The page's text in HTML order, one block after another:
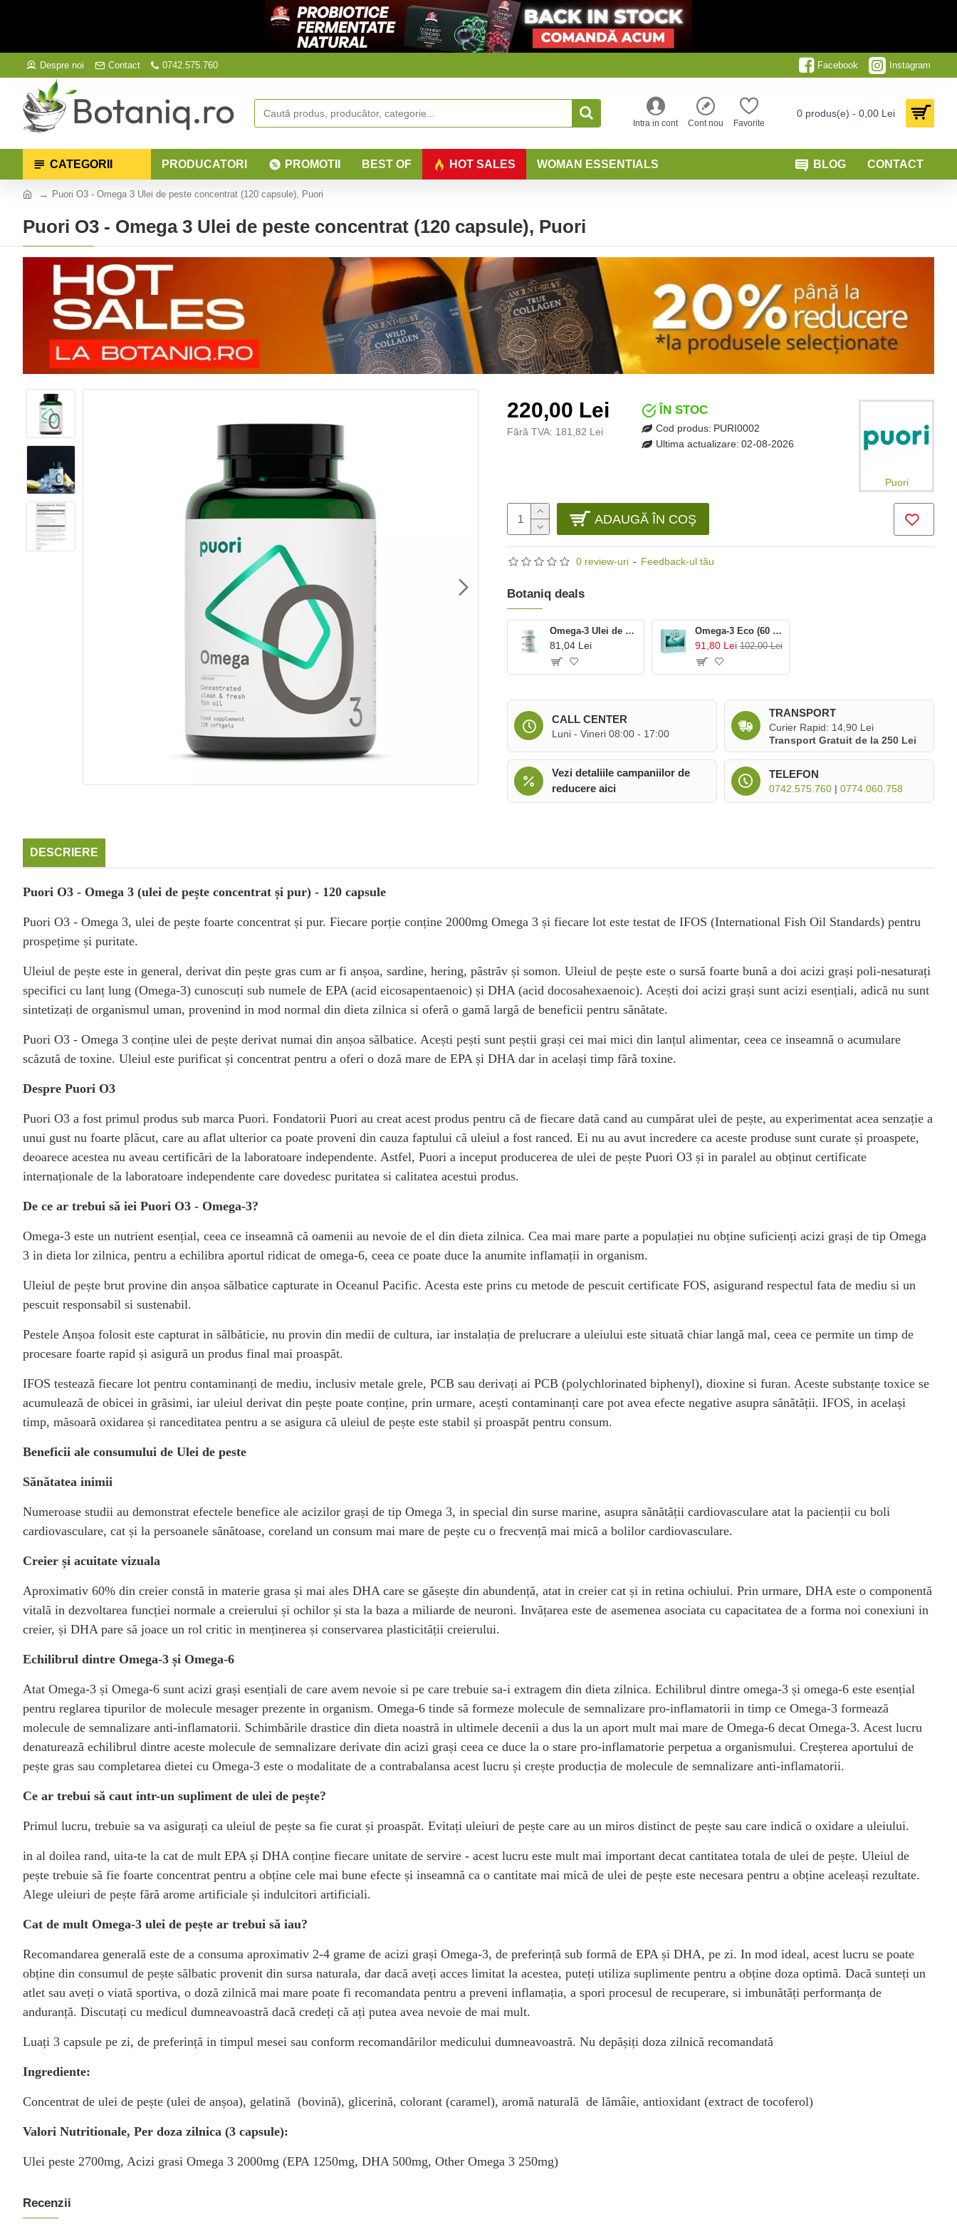
Despre noi Contact 0742.575.760 Facebook Instagram
Intra in cont Cont nou Favorite
0 produs(e) - 0,00 Lei
CATEGORII PRODUCATORI PROMOTII BEST OF HOT SALES WOMAN ESSENTIALS BLOG CONTACT
Puori O3 - Omega 3 Ulei de peste concentrat (120 capsule), Puori
Puori O3 - Omega 3 Ulei de peste concentrat (120 capsule), Puori
0 review-uri - Feedback-ul tău
220,00 Lei
Fără TVA: 181,82 Lei
ÎN STOC
Cod produs: PURI0002
Ultima actualizare: 02-08-2026
Puori
ADAUGĂ ÎN COŞ
CALL CENTER
Luni - Vineri 08:00 - 17:00
TRANSPORT
Curier Rapid: 14,90 Lei
Transport Gratuit de la 250 Lei
Vezi detaliile campaniilor de
reducere aici
TELEFON
0742.575.760| 0774.060.758
Botaniq deals
Omega-3 Ulei de somon salbatic de Pacific 1000 mg (100 capsule), Provita Nutrition
81,04 Lei
Omega-3 Eco (60 capsule), GAL
91,80 Lei 102,00 Lei
DESCRIERE
Puori O3 - Omega 3 (ulei de pește concentrat și pur) - 120 capsule
Puori O3 - Omega 3, ulei de pește foarte concentrat și pur. Fiecare porție conține 2000mg Omega 3 și fiecare lot este testat de IFOS (International Fish Oil Standards) pentru
prospețime și puritate.
Uleiul de pește este in general, derivat din pește gras cum ar fi anșoa, sardine, hering, păstrăv și somon. Uleiul de pește este o sursă foarte bună a doi acizi grași poli-nesaturați
specifici cu lanț lung (Omega-3) cunoscuți sub numele de EPA (acid eicosapentaenoic) și DHA (acid docosahexaenoic). Acești doi acizi grași sunt acizi esențiali, adică nu sunt
sintetizați de organismul uman, provenind in mod normal din dieta zilnica si oferă o gamă largă de beneficii pentru sănătate.
Puori O3 - Omega 3 conține ulei de pește derivat numai din anșoa sălbatice. Acești pești sunt peștii grași cei mai mici din lanțul alimentar, ceea ce inseamnă o acumulare
scăzută de toxine. Uleiul este purificat și concentrat pentru a oferi o doză mare de EPA și DHA dar in același timp fără toxine.
Despre Puori O3
Puori O3 a fost primul produs sub marca Puori. Fondatorii Puori au creat acest produs pentru că de fiecare dată cand au cumpărat ulei de pește, au experimentat acea senzație a
unui gust nu foarte plăcut, care au aflat ulterior ca poate proveni din cauza faptului că uleiul a fost ranced. Ei nu au avut incredere ca aceste produse sunt curate și proaspete,
deoarece acestea nu aveau certificări de la laboratoare independente. Astfel, Puori a inceput producerea de ulei de pește Puori O3 și in paralel au obținut certificate
internaționale de la laboratoare independente care dovedesc puritatea si calitatea acestui produs.
De ce ar trebui să iei Puori O3 - Omega-3?
Omega-3 este un nutrient esențial, ceea ce inseamnă că oamenii au nevoie de el din dieta zilnica. Cea mai mare parte a populației nu obține suficienți acizi grași de tip Omega
3 in dieta lor zilnica, pentru a echilibra aportul ridicat de omega-6, ceea ce poate duce la anumite inflamații in organism.
Uleiul de pește brut provine din anșoa sălbatice capturate in Oceanul Pacific. Acesta este prins cu metode de pescuit certificate FOS, asigurand respectul fata de mediu si un
pescuit responsabil si sustenabil.
Pestele Anșoa folosit este capturat in sălbăticie, nu provin din medii de cultura, iar instalația de prelucrare a uleiului este situată chiar langă mal, ceea ce permite un timp de
procesare foarte rapid și asigură un produs final mai proaspăt.
IFOS testează fiecare lot pentru contaminanți de mediu, inclusiv metale grele, PCB sau derivați ai PCB (polychlorinated biphenyl), dioxine si furan. Aceste substanțe toxice se
acumulează de obicei in grăsimi, iar uleiul derivat din pește poate conține, prin urmare, acești contaminanți care pot avea efecte negative asupra sănătății. IFOS, in același
timp, măsoară oxidarea și ranceditatea pentru a se asigura că uleiul de pește este stabil și proaspăt pentru consum.
Beneficii ale consumului de Ulei de peste
Sănătatea inimii
Numeroase studii au demonstrat efectele benefice ale acizilor grași de tip Omega 3, in special din surse marine, asupra sănătății cardiovasculare atat la pacienții cu boli
cardiovasculare, cat și la persoanele sănătoase, coreland un consum mai mare de pește cu o frecvență mai mică a bolilor cardiovasculare.
Creier și acuitate vizuala
Aproximativ 60% din creier constă in materie grasa și mai ales DHA care se găsește din abundență, atat in creier cat și in retina ochiului. Prin urmare, DHA este o componentă
vitală in dezvoltarea funcției normale a creierului și ochilor și sta la baza a miliarde de neuroni. Invățarea este de asemenea asociata cu capacitatea de a forma noi conexiuni in
creier, și DHA pare să joace un rol critic in menținerea și conservarea plasticității creierului.
Echilibrul dintre Omega-3 și Omega-6
Atat Omega-3 și Omega-6 sunt acizi grași esențiali de care avem nevoie si pe care trebuie sa-i extragem din dieta zilnica. Echilibrul dintre omega-3 și omega-6 este esențial
pentru reglarea tipurilor de molecule mesager prezente in organism. Omega-6 tinde să formeze molecule de semnalizare pro-inflamatorii in timp ce Omega-3 formează
molecule de semnalizare anti-inflamatorii. Schimbările drastice din dieta noastră in ultimele decenii a dus la un aport mult mai mare de Omega-6 decat Omega-3. Acest lucru
denaturează echilibrul dintre aceste molecule de semnalizare derivate din acizi grași ceea ce duce la o stare pro-inflamatorie perpetua a organismului. Creșterea aportului de
pește gras sau completarea dietei cu Omega-3 este o modalitate de a contrabalansa acest lucru și crește producția de molecule de semnalizare anti-inflamatorii.
Ce ar trebui să caut intr-un supliment de ulei de pește?
Primul lucru, trebuie sa va asigurați ca uleiul de pește sa fie curat și proaspăt. Evitați uleiuri de pește care au un miros distinct de pește sau care indică o oxidare a uleiului.
in al doilea rand, uita-te la cat de mult EPA și DHA conține fiecare unitate de servire - acest lucru este mult mai important decat cantitatea totala de ulei de pește. Uleiul de
pește trebuie să fie foarte concentrat pentru a obține cele mai bune efecte și inseamnă ca o cantitate mai mică de ulei de pește este necesara pentru a obține aceleași rezultate.
Alege uleiuri de pește fără arome artificiale și indulcitori artificiali.
Cat de mult Omega-3 ulei de pește ar trebui să iau?
Recomandarea generală este de a consuma aproximativ 2-4 grame de acizi grași Omega-3, de preferință sub formă de EPA și DHA, pe zi. In mod ideal, acest lucru se poate
obține din consumul de pește sălbatic provenit din sursa naturala, dar dacă aveți acces limitat la acestea, puteți utiliza suplimente pentru a obține doza optimă. Dacă sunteți un
atlet sau aveți o viată sportiva, o doză zilnică mai mare poate fi recomandata pentru a preveni inflamația, a spori procesul de recuperare, si imbunătăți performanța de
anduranță. Discutați cu medicul dumneavoastră dacă credeți că ați putea avea nevoie de mai mult.
Luați 3 capsule pe zi, de preferință in timpul mesei sau conform recomandărilor medicului dumneavoastră. Nu depășiți doza zilnică recomandată
Ingrediente:
Concentrat de ulei de pește (ulei de anșoa), gelatină (bovină), glicerină, colorant (caramel), aromă naturală de lămâie, antioxidant (extract de tocoferol)
Valori Nutritionale, Per doza zilnica (3 capsule):
Ulei peste 2700mg, Acizi grasi Omega 3 2000mg (EPA 1250mg, DHA 500mg, Other Omega 3 250mg)
Recenzii